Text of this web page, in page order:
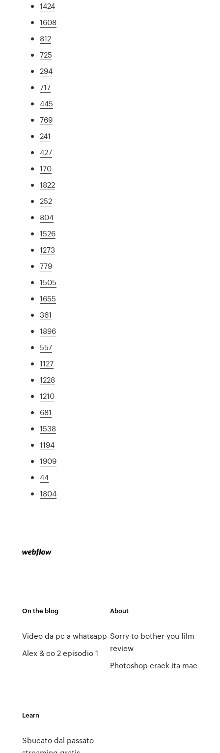
1424
1608
812
725
294
717
445
769
241
427
170
1822
252
804
1526
1273
779
1505
1655
361
1896
557
1127
1228
1210
681
1538
1194
1909
44
1804
On the blog
Video da pc a whatsapp
Alex & co 2 episodio 1
About
Sorry to bother you film
review
Photoshop crack ita mac
Learn
Sbucato dal passato